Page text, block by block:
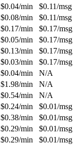
$0.04/min $0.11/msg
$0.08/min $0.11/msg
$0.17/min $0.17/msg
$0.05/min $0.17/msg
$0.13/min $0.17/msg
$0.03/min $0.17/msg
$0.04/min
N/A
$1.98/min
N/A
$0.54/min
N/A
$0.24/min $0.01/msg
$0.38/min $0.01/msg
$0.29/min $0.01/msg
$0.29/min $0.01/msg